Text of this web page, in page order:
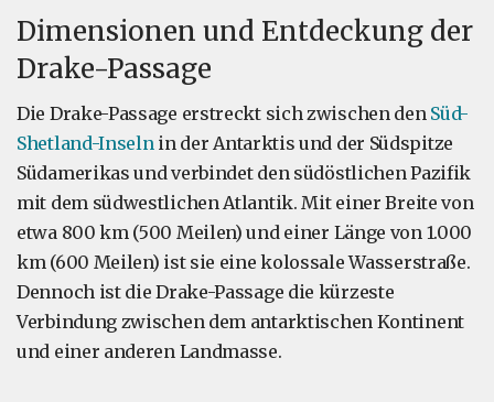
Dimensionen und Entdeckung der
Drake-Passage
Die Drake-Passage erstreckt sich zwischen den Süd-
Shetland-Inselnin der Antarktis und der Südspitze
Südamerikas und verbindet den südöstlichen Pazifik
mit dem südwestlichen Atlantik. Mit einer Breite von
etwa 800 km (500 Meilen) und einer Länge von 1.000
km (600 Meilen) ist sie eine kolossale Wasserstraße.
Dennoch ist die Drake-Passage die kürzeste
Verbindung zwischen dem antarktischen Kontinent
und einer anderen Landmasse.